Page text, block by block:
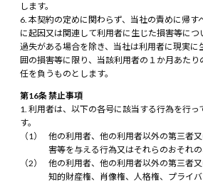
します。
本契約の定めに関わらず、当社の責めに帰す
に起因又は関連して利用者に生じた損害等につ
過失がある場合を除き、当社は利用者に現実に
囲の損害等に限り、当該利用者の１か月あた
任を負うものとします。
第16条 禁止事項
利用者は、以下の各号に該当する行為を行っ
す。
他の利用者、他の利用者以外の第三者
害等を与える行為又はそれらのおそれ
他の利用者、他の利用者以外の第三者
知的財産権、肖像権、人格権、プライ